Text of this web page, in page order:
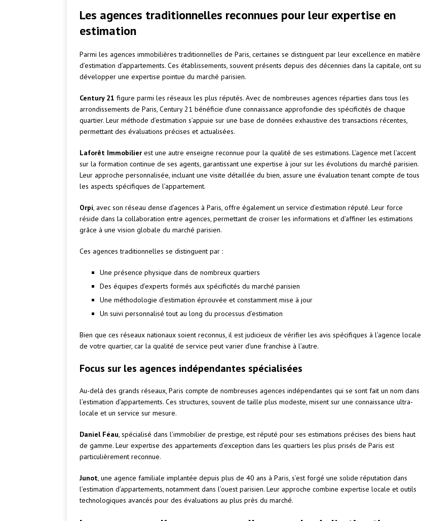
Les agences traditionnelles reconnues pour leur expertise en
estimation
Parmi les agences immobilières traditionnelles de Paris, certaines se distinguent par leur excellence en matière
d’estimation d’appartements. Ces établissements, souvent présents depuis des décennies dans la capitale, ont su
développer une expertise pointue du marché parisien.
Century 21 figure parmi les réseaux les plus réputés. Avec de nombreuses agences réparties dans tous les
arrondissements de Paris, Century 21 bénéficie d’une connaissance approfondie des spécificités de chaque
quartier. Leur méthode d’estimation s’appuie sur une base de données exhaustive des transactions récentes,
permettant des évaluations précises et actualisées.
Laforêt Immobilier est une autre enseigne reconnue pour la qualité de ses estimations. L’agence met l’accent
sur la formation continue de ses agents, garantissant une expertise à jour sur les évolutions du marché parisien.
Leur approche personnalisée, incluant une visite détaillée du bien, assure une évaluation tenant compte de tous
les aspects spécifiques de l’appartement.
Orpi, avec son réseau dense d’agences à Paris, offre également un service d’estimation réputé. Leur force
réside dans la collaboration entre agences, permettant de croiser les informations et d’affiner les estimations
grâce à une vision globale du marché parisien.
Ces agences traditionnelles se distinguent par :
Une présence physique dans de nombreux quartiers
Des équipes d’experts formés aux spécificités du marché parisien
Une méthodologie d’estimation éprouvée et constamment mise à jour
Un suivi personnalisé tout au long du processus d’estimation
Bien que ces réseaux nationaux soient reconnus, il est judicieux de vérifier les avis spécifiques à l’agence locale
de votre quartier, car la qualité de service peut varier d’une franchise à l’autre.
Focus sur les agences indépendantes spécialisées
Au-delà des grands réseaux, Paris compte de nombreuses agences indépendantes qui se sont fait un nom dans
l’estimation d’appartements. Ces structures, souvent de taille plus modeste, misent sur une connaissance ultra-
locale et un service sur mesure.
Daniel Féau, spécialisé dans l’immobilier de prestige, est réputé pour ses estimations précises des biens haut
de gamme. Leur expertise des appartements d’exception dans les quartiers les plus prisés de Paris est
particulièrement reconnue.
Junot, une agence familiale implantée depuis plus de 40 ans à Paris, s’est forgé une solide réputation dans
l’estimation d’appartements, notamment dans l’ouest parisien. Leur approche combine expertise locale et outils
technologiques avancés pour des évaluations au plus près du marché.